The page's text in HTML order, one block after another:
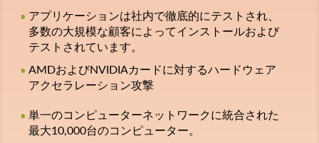
アプリケーションは社内で徹底的にテストされ、
多数の大規模な顧客によってインストールおよび
テストされています。
AMDおよびNVIDIAカードに対するハードウェア
アクセラレーション攻撃
単一のコンピューターネットワークに統合された
最大10,000台のコンピューター。